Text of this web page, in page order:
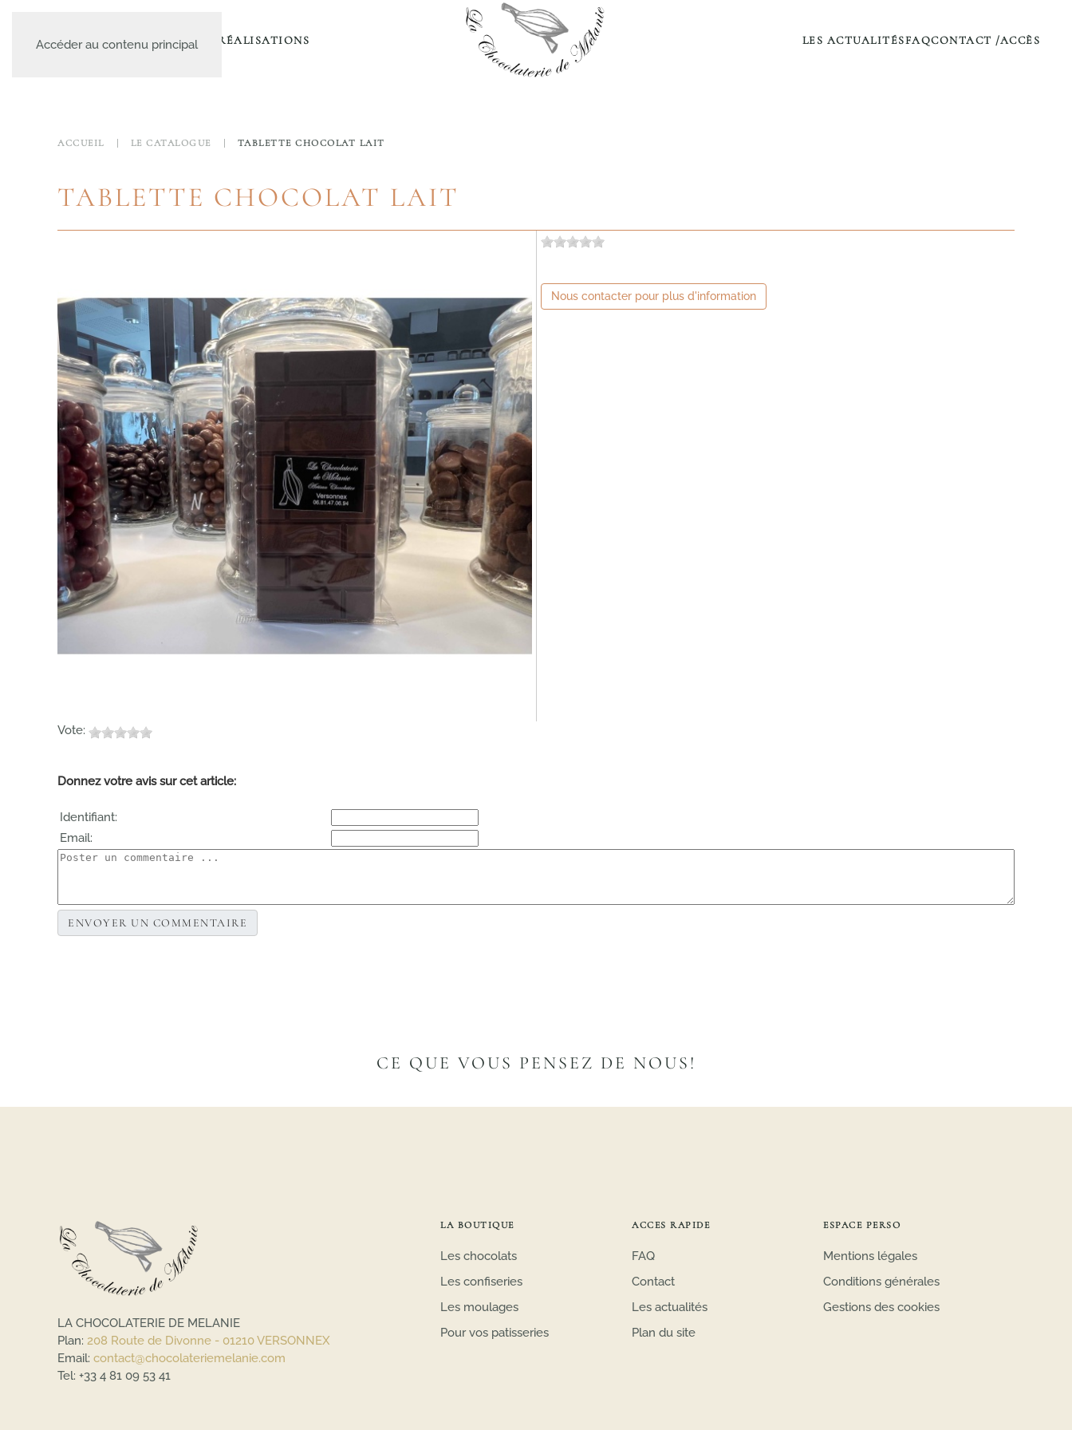
Accéder au contenu principal
A PROPOSLE CATALOGUENOS RÉALISATIONS LES ACTUALITÉSFAQCONTACT /ACCÈS
ACCUEIL LE CATALOGUE TABLETTE CHOCOLAT LAIT
TABLETTE CHOCOLAT LAIT
Nous contacter pour plus d'information
Vote:
Donnez votre avis sur cet article:
Identifiant:
Email:
CE QUE VOUS PENSEZ DE NOUS!
LA CHOCOLATERIE DE MELANIE
Plan: 208 Route de Divonne - 01210 VERSONNEX
Email: contact@chocolateriemelanie.com
Tel: +33 4 81 09 53 41
LA BOUTIQUE
Les chocolats
Les confiseries
Les moulages
Pour vos patisseries
ACCES RAPIDE
FAQ
Contact
Les actualités
Plan du site
ESPACE PERSO
Mentions légales
Conditions générales
Gestions des cookies